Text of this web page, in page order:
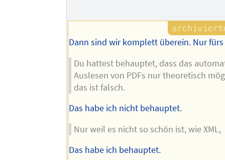
Dann sind wir komplett überein. Nur
Du hattest behauptet, dass das
Auslesen von PDFs nur theoretisch
das ist falsch.
Das habe ich nicht behauptet.
Nur weil es nicht so schön ist, wie XML,
Das habe ich behauptet.